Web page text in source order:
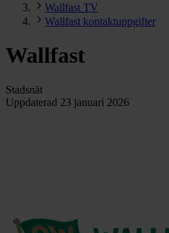
Wallfast TV
Wallfast kontaktuppgifter
Wallfast
Stadsnät
Uppdaterad 23 januari 2026